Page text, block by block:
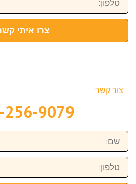
צרו איתי
צור קשר
256-9079
שם:
טלפון: